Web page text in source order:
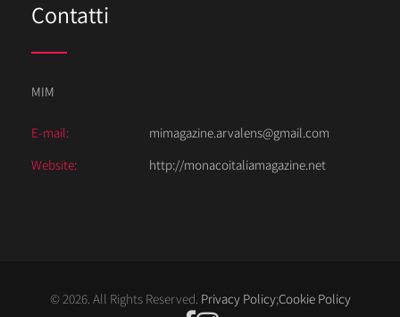
Contatti
MIM
E-mail:
mimagazine.arvalens@gmail.com
Website:
http://monacoitaliamagazine.net
© 2026. All Rights Reserved. Privacy Policy;Cookie Policy